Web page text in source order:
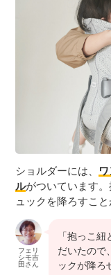
ショルダーには、
ルがついています
ュックを降ろすこと
フェリ
シモ吉
田さん
「抱っこ
だいたので
ックが降ろ